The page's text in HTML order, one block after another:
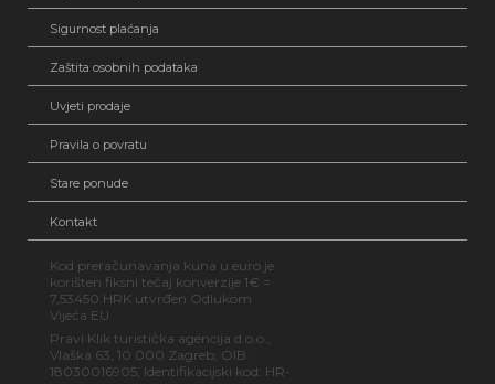
Sigurnost plaćanja
Zaštita osobnih podataka
Uvjeti prodaje
Pravila o povratu
Stare ponude
Kontakt
Kod preračunavanja kuna u euro je
korišten fiksni tečaj konverzije 1€ =
7,53450 HRK utvrđen Odlukom
Vijeća EU
Pravi Klik turistička agencija d.o.o.,
Vlaška 63, 10 000 Zagreb, OIB:
18030016905, Identifikacijski kod: HR-